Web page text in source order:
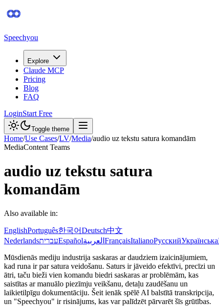
Speechyou
Explore
Claude MCP
Pricing
Blog
FAQ
LoginStart Free
Toggle theme
Home/Use Cases/LV/Media/audio uz tekstu satura komandām
MediaContent Teams
audio uz tekstu satura
komandām
Also available in:
EnglishPortuguês한국어Deutsch中文
NederlandsעבריתEspañolالعربية FrançaisItalianoРусскийУкраїнська
Mūsdienās mediju industrija saskaras ar daudziem izaicinājumiem,
kad runa ir par satura veidošanu. Saturs ir jāveido efektīvi, precīzi un
ātri, taču bieži vien komandu biedri saskaras ar problēmām, kas
saistītas ar manuālo piezīmju veikšanu, detaļu zaudēšanu un
laikietilpīgu dokumentāciju. Šeit ienāk spēlē AI balstītā transkripcija,
un "Speechyou" ir risinājums, kas var palīdzēt pārvarēt šīs grūtības.